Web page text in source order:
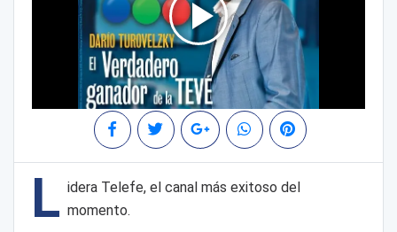
L idera Telefe, el canal más exitoso del
momento.